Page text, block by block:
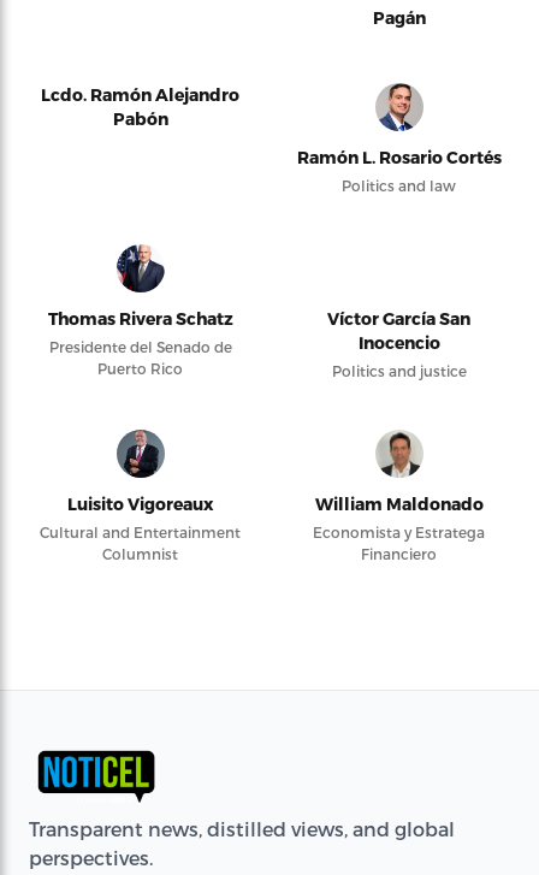
Pagán
Lcdo. Ramón Alejandro
Pabón
Ramón L. Rosario Cortés
Politics and law
Thomas Rivera Schatz
Presidente del Senado de
Puerto Rico
Víctor García San
Inocencio
Politics and justice
Luisito Vigoreaux
Cultural and Entertainment
Columnist
William Maldonado
Economista y Estratega
Financiero
Transparent news, distilled views, and global
perspectives.